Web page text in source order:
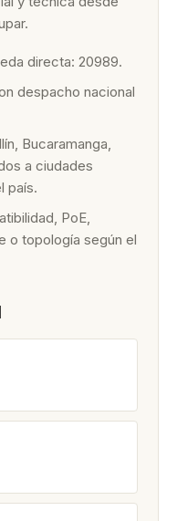
directa: 20989.
despacho nacional
Bucaramanga,
a ciudades
país.
PoE,
o topología según el